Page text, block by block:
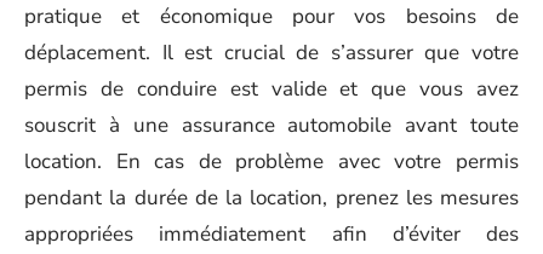
pratique et économique pour vos besoins de
déplacement. Il est crucial de s’assurer que votre
permis de conduire est valide et que vous avez
souscrit à une assurance automobile avant toute
location. En cas de problème avec votre permis
pendant la durée de la location, prenez les mesures
appropriées immédiatement afin d’éviter des